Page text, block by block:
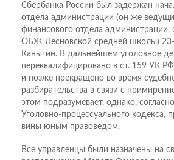
Сбербанка России был задержан
отдела администрации (он же
финансового отдела администрации,
ОБЖ Лесновской средней школы) 23-
Каныгин. В дальнейшем уголовное
переквалифицировано в ст. 159 УК
и позже прекращено во время
разбирательства в связи с
этом подразумевает, однако,
Уголовно-процессуального кодекса,
вины юным правоведом.
Все управленцы были назначены на